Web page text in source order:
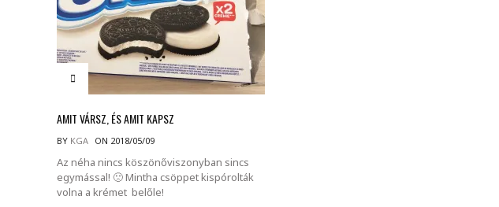
AMIT VÁRSZ, ÉS AMIT KAPSZ
BY KGA ON 2018/05/09
Az néha nincs köszönőviszonyban sincs
egymással! 🙁 Mintha csöppet kispórolták
volna a krémet belőle!